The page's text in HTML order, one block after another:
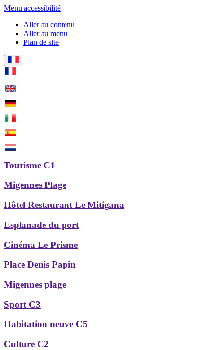
Menu accessibilité
Aller au contenu
Aller au menu
Plan de site
Tourisme C1
Migennes Plage
Hôtel Restaurant Le Mitigana
Esplanade du port
Cinéma Le Prisme
Place Denis Papin
Migennes plage
Sport C3
Habitation neuve C5
Culture C2